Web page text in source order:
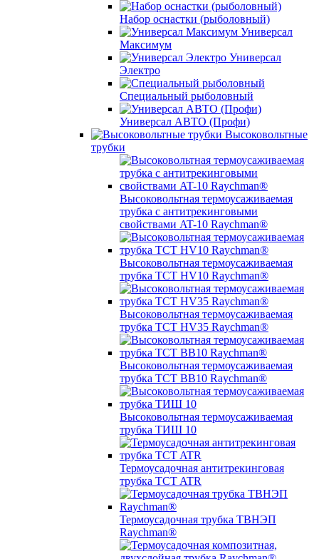
Набор оснастки (рыболовный)
Универсал
Максимум
Универсал
Электро
Специальный рыболовный
Универсал АВТО (Профи)
Высоковольтные
трубки
Высоковольтная термоусаживаемая
трубка с антитрекинговыми
свойствами AT-10 Raychman®
Высоковольтная термоусаживаемая
трубка TCT HV10 Raychman®
Высоковольтная термоусаживаемая
трубка TCT HV35 Raychman®
Высоковольтная термоусаживаемая
трубка TCT BB10 Raychman®
Высоковольтная термоусаживаемая
трубка ТИШ 10
Термоусадочная антитрекинговая
трубка TCT ATR
Термоусадочная трубка ТВНЭП
Raychman®